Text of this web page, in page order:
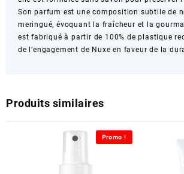
Son parfum est une composition subtile de
meringué, évoquant la fraîcheur et la
est fabriqué à partir de 100% de plastique
de l’engagement de Nuxe en faveur de la
Produits similaires
Promo !